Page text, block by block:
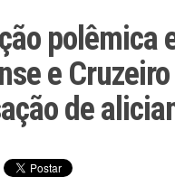
polêmica
e
de